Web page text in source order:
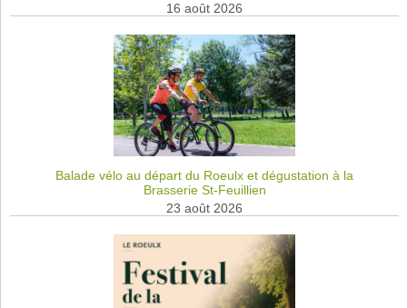
16 août 2026
Balade vélo au départ du Roeulx et dégustation à la
Brasserie St-Feuillien
23 août 2026